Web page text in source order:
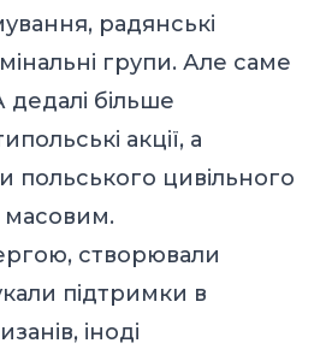
радянські
групи. Але саме
більше
акції, а
польського цивільного
масовим.
створювали
підтримки в
іноді